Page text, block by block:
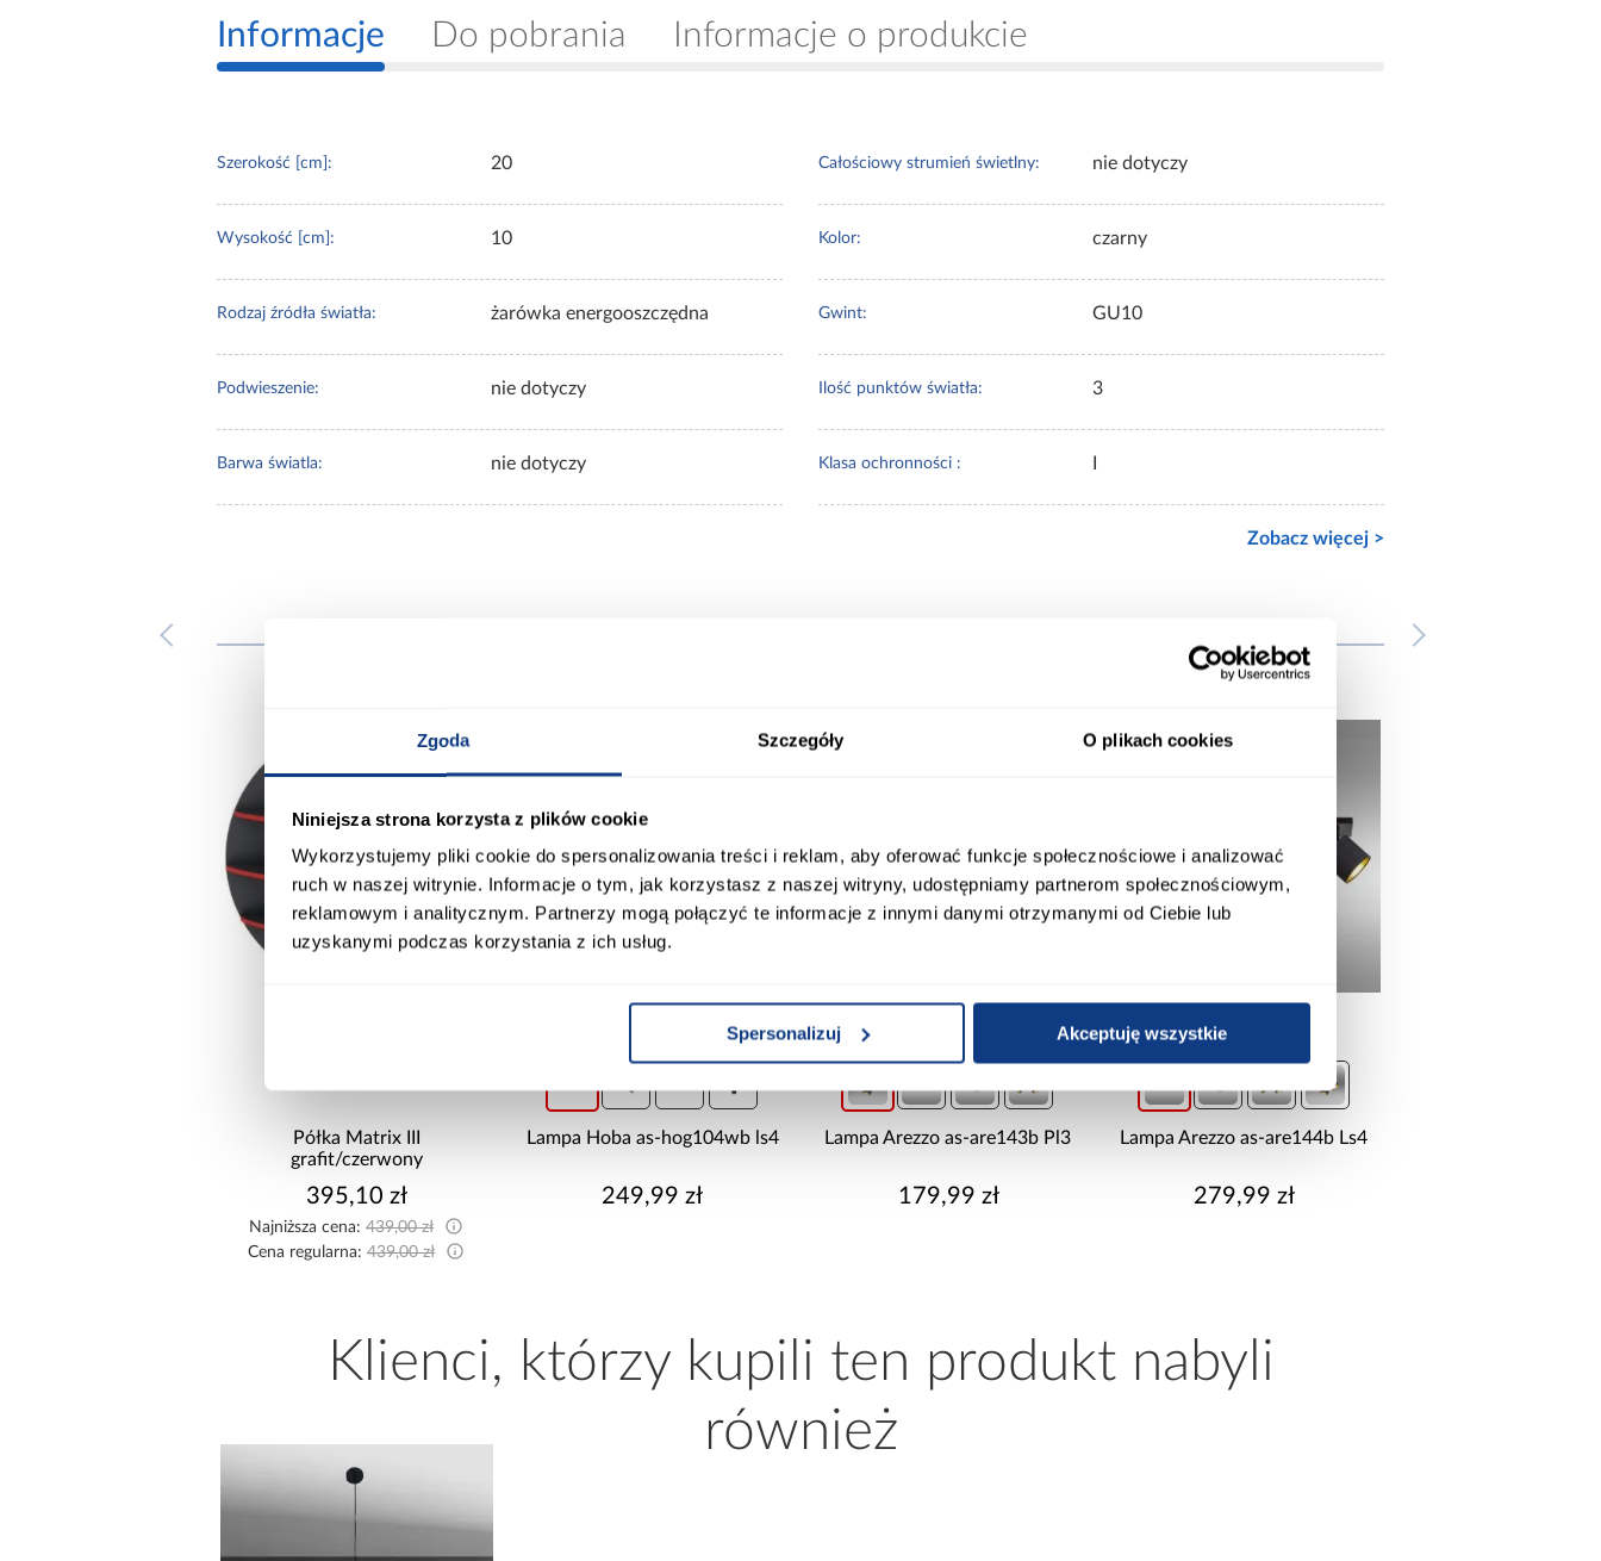
Zgoda Szczegóły O plikach cookies
Niniejsza strona korzysta z plików cookie
Wykorzystujemy pliki cookie do spersonalizowania treści i reklam, aby oferować funkcje społecznościowe i analizować
ruch w naszej witrynie. Informacje o tym, jak korzystasz z naszej witryny, udostępniamy partnerom społecznościowym,
reklamowym i analitycznym. Partnerzy mogą połączyć te informacje z innymi danymi otrzymanymi od Ciebie lub
uzyskanymi podczas korzystania z ich usług.
Spersonalizuj Akceptuję wszystkie
Informacje Do pobrania Informacje o produkcie
Szerokość [cm]: 20
Wysokość [cm]: 10
Rodzaj źródła światła: żarówka energooszczędna
Podwieszenie: nie dotyczy
Barwa światla: nie dotyczy
Całościowy strumień świetlny: nie dotyczy
Kolor: czarny
Gwint: GU10
Ilość punktów światła: 3
Klasa ochronności :
Zobacz więcej >
Półka Matrix III
grafit/czerwony
395,10 zł
Najniższa cena:439,00 zł
Cena regularna:439,00 zł
Lampa Hoba as-hog104wb ls4
249,99 zł
Lampa Arezzo as-are143b Pl3
179,99 zł
Lampa Arezzo as-are144b Ls4
279,99 zł
Klienci, którzy kupili ten produkt nabyli
również